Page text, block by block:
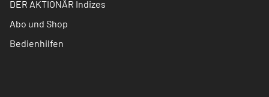
DER AKTIONÄR Indizes
Abo und Shop
Bedienhilfen